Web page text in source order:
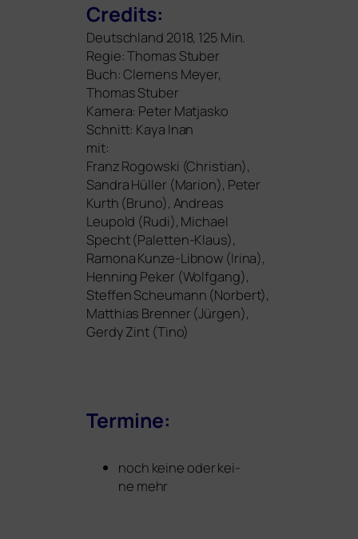
Credits:
Deutschland 2018, 125 Min.
Regie: Thomas Stuber
Buch: Clemens Meyer,
Thomas Stuber
Kamera: Peter Matjasko
Schnitt: Kaya Inan
mit:
Franz Rogowski (Christian),
Sandra Hüller (Marion), Peter
Kurth (Bruno), Andreas
Leupold (Rudi), Michael
Specht (Paletten-Klaus),
Ramona Kunze-Libnow (Irina),
Henning Peker (Wolfgang),
Steffen Scheumann (Norbert),
Matthias Brenner (Jürgen),
Gerdy Zint (Tino)
Termine:
noch kei­ne oder kei­
ne mehr